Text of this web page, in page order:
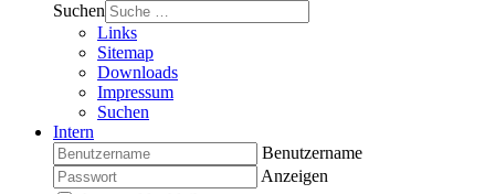
Suchen
Links
Sitemap
Downloads
Impressum
Suchen
Intern
Benutzername
Anzeigen